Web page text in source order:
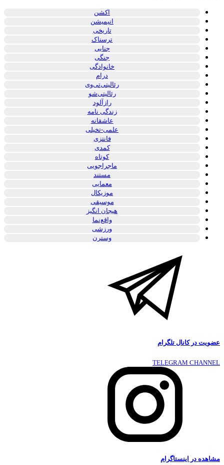
اکشن
انیمیشن
تاریخی
ترسناک
جنایی
جنگی
خانوادگی
درام
رئالیتی‌تی‌وی
رئالیتی‌شو
رازآلود
زندگی نامه
عاشقانه
علمی-تخیلی
فانتزی
کمدی
کوتاه
ماجراجویی
مستند
معمایی
موزیکال
موسیقی
هیجان انگیز
واقع‌نما
ورزشی
وسترن
عضویت در کانال تلگرام
TELEGRAM CHANNEL
مشاهده در اینستاگرام